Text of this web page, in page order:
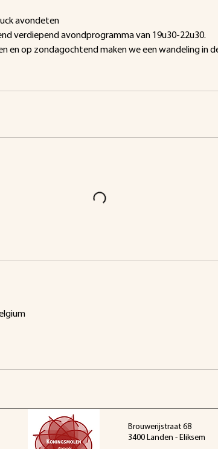
avondeten
verdiepend avondprogramma van 19u30-22u30.
en op zondagochtend maken we een wandeling in
Brouwerijstraat 68
3400 Landen - Eliksem